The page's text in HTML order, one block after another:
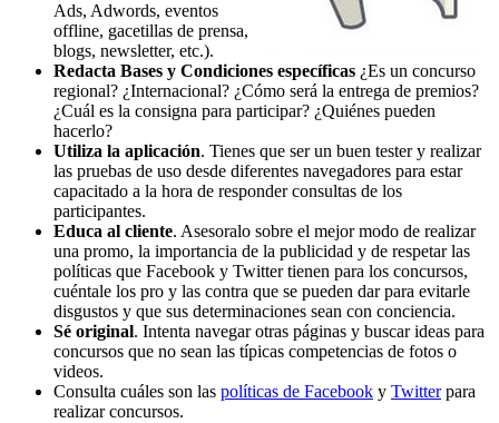
Ads, Adwords, eventos
offline, gacetillas de prensa,
blogs, newsletter, etc.).
Redacta Bases y Condiciones específicas ¿Es un concurso
regional? ¿Internacional? ¿Cómo será la entrega de premios?
¿Cuál es la consigna para participar? ¿Quiénes pueden
hacerlo?
Utiliza la aplicación. Tienes que ser un buen tester y realizar
las pruebas de uso desde diferentes navegadores para estar
capacitado a la hora de responder consultas de los
participantes.
Educa al cliente. Asesoralo sobre el mejor modo de realizar
una promo, la importancia de la publicidad y de respetar las
políticas que Facebook y Twitter tienen para los concursos,
cuéntale los pro y las contra que se pueden dar para evitarle
disgustos y que sus determinaciones sean con conciencia.
Sé original. Intenta navegar otras páginas y buscar ideas para
concursos que no sean las típicas competencias de fotos o
videos.
Consulta cuáles son las políticas de Facebook y Twitterpara
realizar concursos.